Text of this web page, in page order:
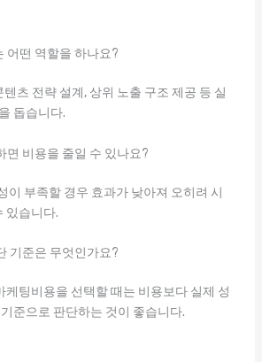
어떤 역할을 하나요?
츠 전략 설계, 상위 노출 구조 제공 등 실
돕습니다.
면 비용을 줄일 수 있나요?
이 부족할 경우 효과가 낮아져 오히려 시
있습니다.
기준은 무엇인가요?
케팅비용을 선택할 때는 비용보다 실제 성
준으로 판단하는 것이 좋습니다.